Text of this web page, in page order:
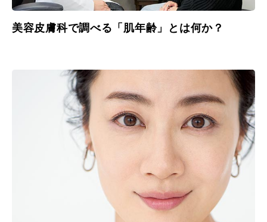
美容皮膚科で調べる「肌年齢」とは何か？